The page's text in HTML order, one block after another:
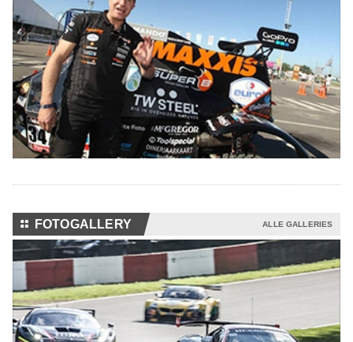
⚏ FOTOGALLERY ALLE GALLERIES